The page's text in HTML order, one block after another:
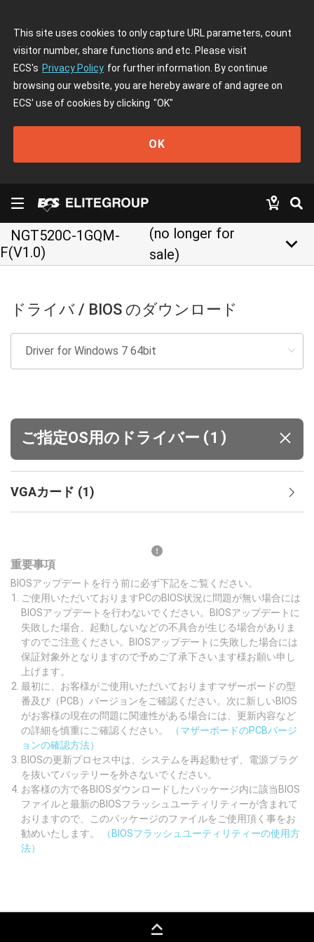
This site uses cookies to only capture URL parameters, count
visitor number, share functions and etc. Please visit
ECS's Privacy Policy for further information. By continue
browsing our website, you are hereby aware of and agree on
ECS' use of cookies by clicking "OK"
OK
NGT520C-1GQM-
F(V1.0)
(no longer for
sale)
keyboard_arrow_down
ドライバ / BIOS のダウンロード
ご指定OS用のドライバー (1 )
VGAカード (1)
重要事項
BIOSアップデートを行う前に必ず下記をご覧ください。
ご使用いただいておりますPCのBIOS状況に問題が無い場合には
BIOSアップデートを行わないでください。BIOSアップデートに
失敗した場合、起動しないなどの不具合が生じる場合がありま
すのでご注意ください。BIOSアップデートに失敗した場合には
保証対象外となりますので予めご了承下さいます様お願い申し
上げます。
最初に、お客様がご使用いただいておりますマザーボードの型
番及び（PCB）バージョンをご確認ください。次に新しいBIOS
がお客様の現在の問題に関連性がある場合には、更新内容など
の詳細を慎重にご確認ください。
（マザーボードのPCBバージ
ョンの確認方法）
BIOSの更新プロセス中は、システムを再起動せず、電源プラグ
を抜いてバッテリーを外さないでください。
お客様の方で各BIOSダウンロードしたパッケージ内に該当BIOS
ファイルと最新のBIOSフラッシュユーティリティーが含まれて
おりますので、このパッケージのファイルをご使用頂く事をお
勧めいたします。
（BIOSフラッシュユーティリティーの使用方
法）
keyboard_capslock